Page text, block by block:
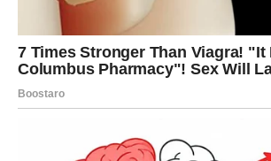
Vodolija
Ljubav dolazi neočekivano. Ako si u
novu dimenziju kroz iskren razgovor.
Slobodne Vodolije mogu upoznati
budi emocije koje nisu očekivali. Ovo